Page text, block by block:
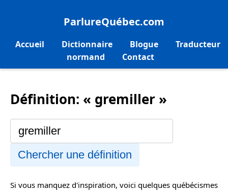
ParlureQuébec.com
Accueil Dictionnaire Blogue
Traducteur
normand
Contact
Définition: « gremiller »
Chercher une définition
Si vous manquez d'inspiration, voici quelques québécismes